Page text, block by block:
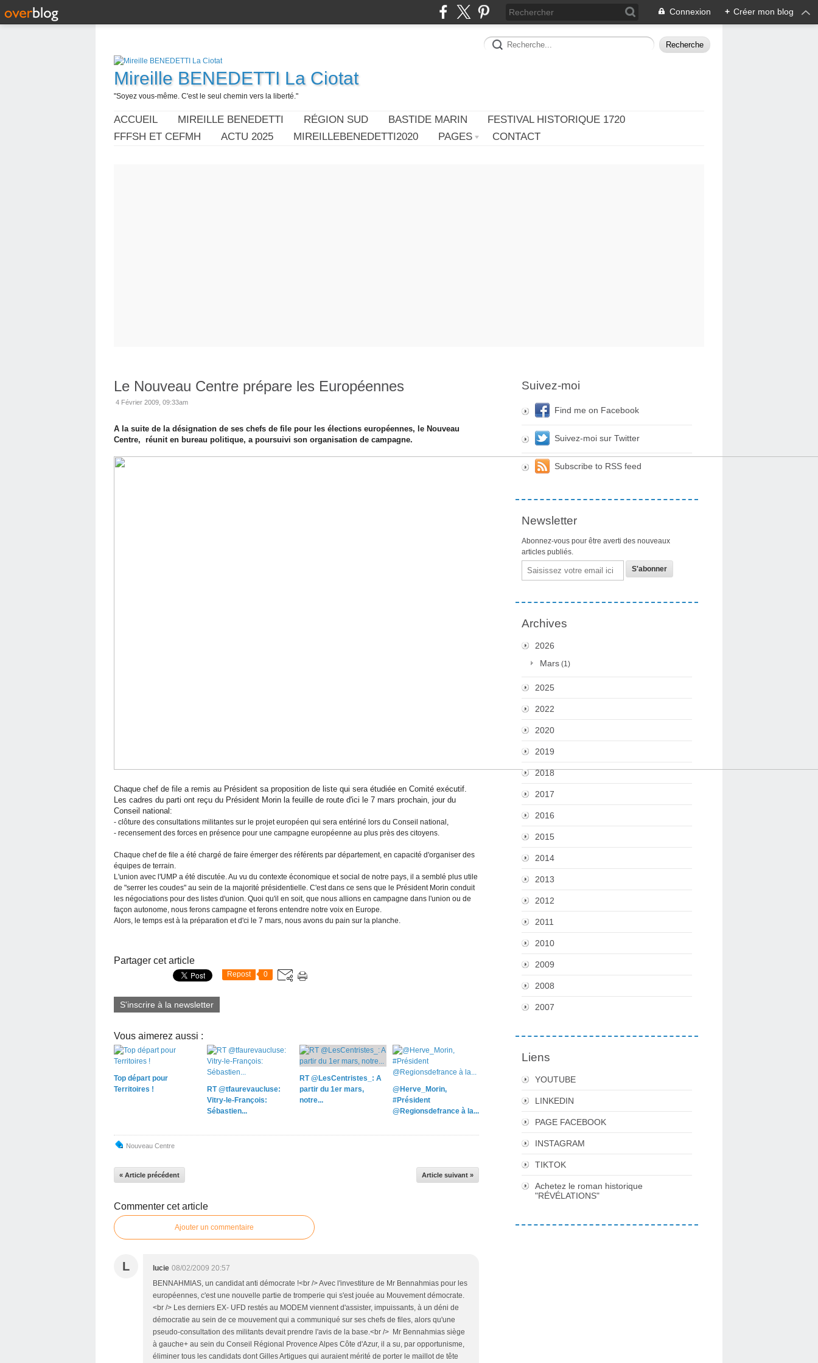
Connexion + Créer mon blog
Mireille BENEDETTI La Ciotat
"Soyez vous-même. C'est le seul chemin vers la liberté."
ACCUEIL MIREILLE BENEDETTI RÉGION SUD BASTIDE MARIN
FESTIVAL HISTORIQUE 1720
FFFSH ET CEFMH
ACTU 2025 MIREILLEBENEDETTI2020 PAGES CONTACT
Le Nouveau Centre prépare les Européennes
4 Février 2009, 09:33am
A la suite de la désignation de ses chefs de file pour les élections européennes, le Nouveau
Centre, réunit en bureau politique, a poursuivi son organisation de campagne.
Chaque chef de file a remis au Président sa proposition de liste qui sera étudiée en Comité exécutif.
Les cadres du parti ont reçu du Président Morin la feuille de route d'ici le 7 mars prochain, jour du
Conseil national:
- clôture des consultations militantes sur le projet européen qui sera entériné lors du Conseil national,
- recensement des forces en présence pour une campagne européenne au plus près des citoyens.
Chaque chef de file a été chargé de faire émerger des référents par département, en capacité d'organiser des
équipes de terrain.
L'union avec l'UMP a été discutée. Au vu du contexte économique et social de notre pays, il a semblé plus utile
de "serrer les coudes" au sein de la majorité présidentielle. C'est dans ce sens que le Président Morin conduit
les négociations pour des listes d'union. Quoi qu'il en soit, que nous allions en campagne dans l'union ou de
façon autonome, nous ferons campagne et ferons entendre notre voix en Europe.
Alors, le temps est à la préparation et d'ci le 7 mars, nous avons du pain sur la planche.
Partager cet article
Repost 0
S'inscrire à la newsletter
Vous aimerez aussi :
Top départ pour
Territoires !
RT @tfaurevaucluse:
Vitry-le-François:
Sébastien...
RT @LesCentristes_: A
partir du 1er mars,
notre...
@Herve_Morin,
#Président
@Regionsdefrance à la...
Nouveau Centre
« Article précédent Article suivant »
Commenter cet article
Ajouter un commentaire
L lucie 08/02/2009 20:57
BENNAHMIAS, un candidat anti démocrate !<br /> Avec l'investiture de Mr Bennahmias pour les
européennes, c'est une nouvelle partie de tromperie qui s'est jouée au Mouvement démocrate.
<br /> Les derniers EX- UFD restés au MODEM viennent d'assister, impuissants, à un déni de
démocratie au sein de ce mouvement qui a communiqué sur ses chefs de files, alors qu'une
pseudo-consultation des militants devait prendre l'avis de la base.<br /> Mr Bennahmias siège
à gauche+ au sein du Conseil Régional Provence Alpes Côte d'Azur, il a su, par opportunisme,
éliminer tous les candidats dont Gilles Artigues qui auraient mérité de porter le maillot de tête
Suivez-moi
Find me on Facebook
Suivez-moi sur Twitter
Subscribe to RSS feed
Newsletter
Abonnez-vous pour être averti des nouveaux
articles publiés.
Email
Archives
2026
Mars (1)
2025
2022
2020
2019
2018
2017
2016
2015
2014
2013
2012
2011
2010
2009
2008
2007
Liens
YOUTUBE
LINKEDIN
PAGE FACEBOOK
INSTAGRAM
TIKTOK
Achetez le roman historique
"RÉVÉLATIONS"